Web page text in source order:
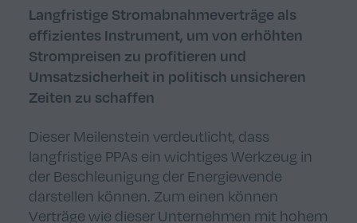
Langfristige Stromabnahmeverträge als
effizientes Instrument, um von erhöhten
Strompreisen zu profitieren und
Umsatzsicherheit in politisch unsicheren
Zeiten zu schaffen
Dieser Meilenstein verdeutlicht, dass
langfristige PPAs ein wichtiges Werkzeug in
der Beschleunigung der Energiewende
darstellen können. Zum einen können
Verträge wie dieser Unternehmen mit hohem